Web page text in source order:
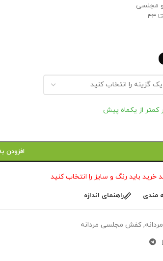
مجلسی
کمتر از یکماه پیش
افزودن
خرید باید رنگ و سایز را انتخاب کنید
مندی راهنمای اندازه
, کفش مجلسی مردانه